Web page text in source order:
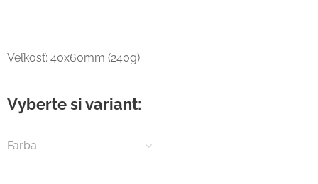
Veľkosť: 40x60mm (240g)
Vyberte si variant:
Farba